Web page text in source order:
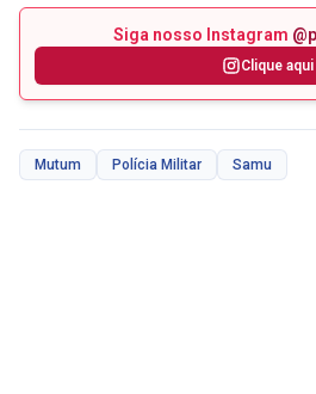
Siga nosso Instagram
Clique aqui
Mutum Polícia Militar Samu